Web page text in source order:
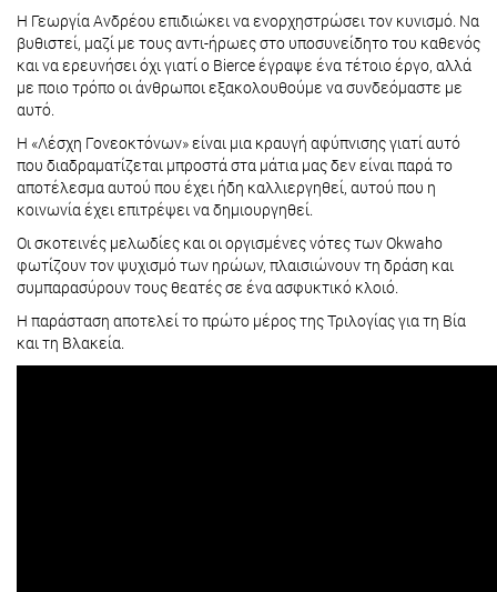
Η Γεωργία Ανδρέου επιδιώκει να ενορχηστρώσει τον κυνισμό. Να
βυθιστεί, μαζί με τους αντι-ήρωες στο υποσυνείδητο του καθενός
και να ερευνήσει όχι γιατί ο Bierce έγραψε ένα τέτοιο έργο, αλλά
με ποιο τρόπο οι άνθρωποι εξακολουθούμε να συνδεόμαστε με
αυτό.
Η «Λέσχη Γονεοκτόνων» είναι μια κραυγή αφύπνισης γιατί αυτό
που διαδραματίζεται μπροστά στα μάτια μας δεν είναι παρά το
αποτέλεσμα αυτού που έχει ήδη καλλιεργηθεί, αυτού που η
κοινωνία έχει επιτρέψει να δημιουργηθεί.
Οι σκοτεινές μελωδίες και οι οργισμένες νότες των Okwaho
φωτίζουν τον ψυχισμό των ηρώων, πλαισιώνουν τη δράση και
συμπαρασύρουν τους θεατές σε ένα ασφυκτικό κλοιό.
Η παράσταση αποτελεί το πρώτο μέρος της Τριλογίας για τη Βία
και τη Βλακεία.